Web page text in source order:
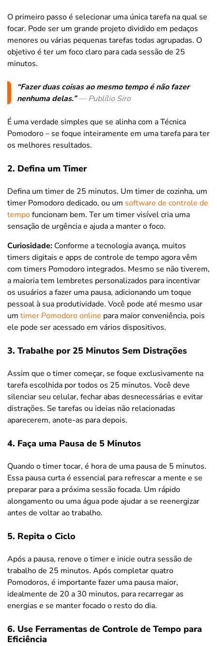
O primeiro passo é selecionar uma única tarefa na qual se
focar. Pode ser um grande projeto dividido em pedaços
menores ou várias pequenas tarefas todas agrupadas. O
objetivo é ter um foco claro para cada sessão de 25
minutos.
“Fazer duas coisas ao mesmo tempo é não fazer
nenhuma delas.”— Publílio Siro
É uma verdade simples que se alinha com a Técnica
Pomodoro – se foque inteiramente em uma tarefa para ter
os melhores resultados.
2. Defina um Timer
Defina um timer de 25 minutos. Um timer de cozinha, um
timer Pomodoro dedicado, ou um software de controle de
tempofuncionam bem. Ter um timer visível cria uma
sensação de urgência e ajuda a manter o foco.
Curiosidade: Conforme a tecnologia avança, muitos
timers digitais e apps de controle de tempo agora vêm
com timers Pomodoro integrados. Mesmo se não tiverem,
a maioria tem lembretes personalizados para incentivar
os usuários a fazer uma pausa, adicionando um toque
pessoal à sua produtividade. Você pode até mesmo usar
um timer Pomodoro online para maior conveniência, pois
ele pode ser acessado em vários dispositivos.
3. Trabalhe por 25 Minutos Sem Distrações
Assim que o timer começar, se foque exclusivamente na
tarefa escolhida por todos os 25 minutos. Você deve
silenciar seu celular, fechar abas desnecessárias e evitar
distrações. Se tarefas ou ideias não relacionadas
aparecerem, anote-as para depois.
4. Faça uma Pausa de 5 Minutos
Quando o timer tocar, é hora de uma pausa de 5 minutos.
Essa pausa curta é essencial para refrescar a mente e se
preparar para a próxima sessão focada. Um rápido
alongamento ou uma água pode ajudar a se reenergizar
antes de voltar ao trabalho.
5. Repita o Ciclo
Após a pausa, renove o timer e inicie outra sessão de
trabalho de 25 minutos. Após completar quatro
Pomodoros, é importante fazer uma pausa maior,
idealmente de 20 a 30 minutos, para recarregar as
energias e se manter focado o resto do dia.
6. Use Ferramentas de Controle de Tempo para
Eficiência